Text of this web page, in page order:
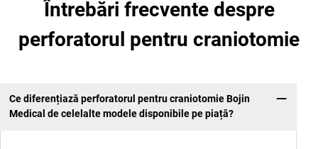
Întrebări frecvente despre
perforatorul pentru craniotomie
Ce diferențiază perforatorul pentru craniotomie Bojin
Medical de celelalte modele disponibile pe piață?